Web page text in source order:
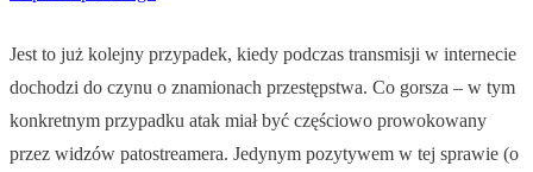
Jest to już kolejny przypadek, kiedy podczas transmisji w internecie
dochodzi do czynu o znamionach przestępstwa. Co gorsza – w tym
konkretnym przypadku atak miał być częściowo prowokowany
przez widzów patostreamera. Jedynym pozytywem w tej sprawie (o